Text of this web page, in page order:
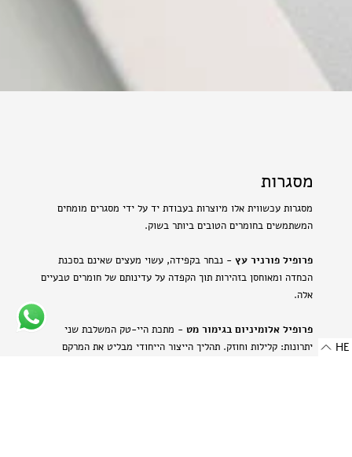
מסגרות
מסגרות עכשווית אלו מיוצרות בעבודת יד על ידי מסגרים מומחים
המשתמשים בחומרים הטובים ביותר בשוק.
פרופיל פורניר עץ - נבחר בקפידה, עשוי מעצים שאינם בסכנת
הכחדה ומאוחסן בזהירות תוך הקפדה על עדינותם של חומרים טבעיים
אלה.
פרופיל אלומיניום בגימור מט - מתכת היי-טק המשלבת שני
יתרונות: קלילות וחוזק. תהליך הייצור הייחודי מבליט את המרקם
HE